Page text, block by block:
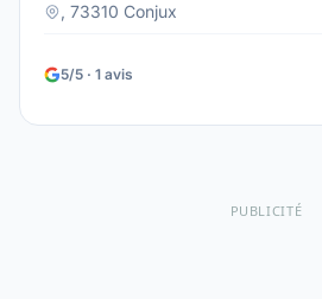
, 73310 Conjux
5/5 · 1 avis
PUBLICITÉ